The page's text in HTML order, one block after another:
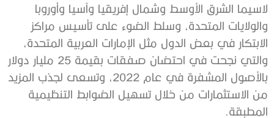
لاسيما الشرق الأوسط وشمال إفريقيا وآسيا وأوروبا
والولايات المتحدة، وسلط الضوء على تأسيس مراكز
الابتكار في بعض الدول مثل الإمارات العربية المتحدة،
والتي نجحت في احتضان صفقات بقيمة 25 مليار دولار
بالأصول المشفرة في عام 2022، وتسعى لجذب المزيد
من الاستثمارات من خلال تسهيل الضوابط التنظيمية
المطبقة.